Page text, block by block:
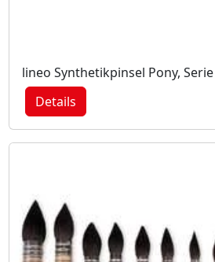
lineo Synthetikpinsel Pony,
Details